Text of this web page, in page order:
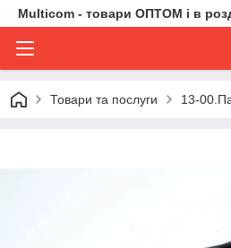
Multicom - товари ОПТОМ і в
Товари та послуги 13-